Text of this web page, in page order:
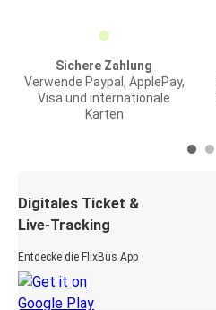
Sichere Zahlung
Verwende Paypal, ApplePay,
Visa und internationale
Karten
Digitales Ticket &
Live-Tracking
Entdecke die FlixBus App